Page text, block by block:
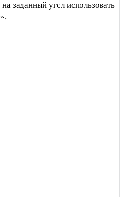
заданный угол использовать